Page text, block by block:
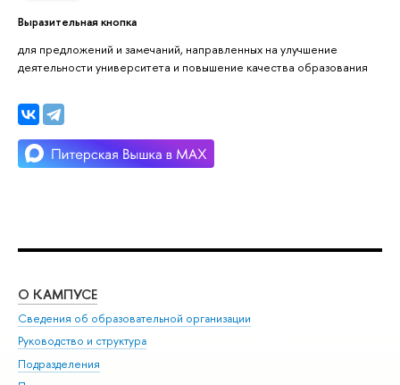
Выразительная кнопка
для предложений и замечаний, направленных на улучшение
деятельности университета и повышение качества образования
О КАМПУСЕ
Сведения об образовательной организации
Руководство и структура
Подразделения